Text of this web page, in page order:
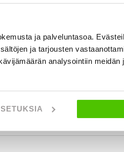
ja palveluntasoa.
ja tarjousten
analysointiin meidän